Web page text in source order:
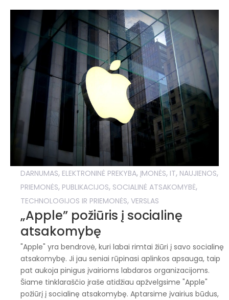
DARNUMAS, ELEKTRONINĖ PREKYBA,ĮMONĖS, IT, NAUJIENOS,
PRIEMONĖS, PUBLIKACIJOS, SOCIALINĖ ATSAKOMYBĖ,
TECHNOLOGIJOS IR PRIEMONĖS,VERSLAS
„Apple” požiūris į socialinę
atsakomybę
"Apple" yra bendrovė, kuri labai rimtai žiūri į savo socialinę
atsakomybę. Ji jau seniai rūpinasi aplinkos apsauga, taip
pat aukoja pinigus įvairioms labdaros organizacijoms.
Šiame tinklaraščio įraše atidžiau apžvelgsime "Apple"
požiūrį į socialinę atsakomybę. Aptarsime įvairius būdus,